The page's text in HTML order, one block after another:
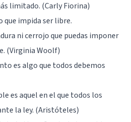
limitado. (Carly Fiorina)
que impida ser libre.
ni cerrojo que puedas imponer
(Virginia Woolf)
es algo que todos debemos
es aquel en el que todos los
la ley. (Aristóteles)